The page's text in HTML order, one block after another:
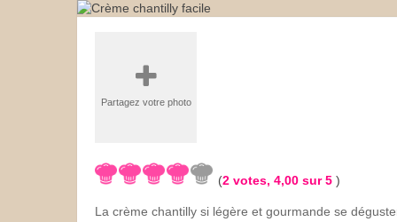
Partagez votre photo
(2 votes, 4,00 sur 5 )
La crème chantilly si légère et gourmande se